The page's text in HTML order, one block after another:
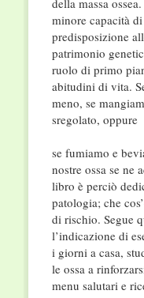
della massa
minore capacità
predisposizione
patrimonio
ruolo di primo
abitudini di vita.
meno, se
sregolato, oppure
se fumiamo e
nostre ossa se ne
libro è perciò
patologia; che
di rischio. Segue
l’indicazione di
i giorni a casa,
le ossa a
menu salutari e